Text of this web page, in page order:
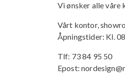
Vi ønsker alle våre
Vårt kontor,
Åpningstider: Kl.
Tlf: 73 84 95 50
Epost: